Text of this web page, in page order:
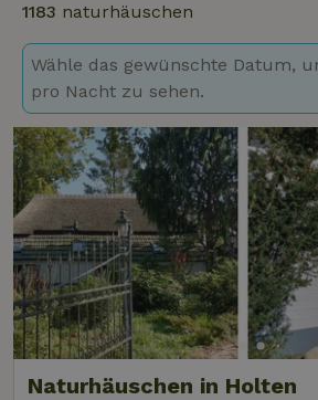
1183 naturhäuschen
Wähle das gewünschte Datum,
pro Nacht zu sehen.
Naturhäuschen in Holten